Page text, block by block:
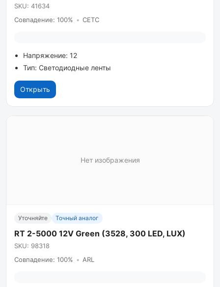
SKU: 41634
Совпадение: 100% • CETC
Напряжение: 12
Тип: Светодиодные ленты
Открыть
Нет изображения
Уточняйте Точный аналог
RT 2-5000 12V Green (3528, 300 LED, LUX)
SKU: 98318
Совпадение: 100% • ARL